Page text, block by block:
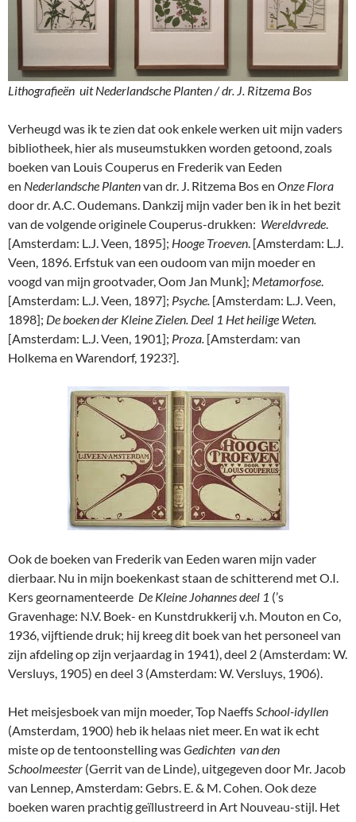
Lithografieën uit Nederlandsche Planten / dr. J. Ritzema Bos
Verheugd was ik te zien dat ook enkele werken uit mijn vaders
bibliotheek, hier als museumstukken worden getoond, zoals
boeken van Louis Couperus en Frederik van Eeden
en Nederlandsche Plantenvan dr. J. Ritzema Bos en Onze Flora
door dr. A.C. Oudemans. Dankzij mijn vader ben ik in het bezit
van de volgende originele Couperus-drukken: Wereldvrede.
[Amsterdam: L.J. Veen, 1895]; Hooge Troeven. [Amsterdam: L.J.
Veen, 1896. Erfstuk van een oudoom van mijn moeder en
voogd van mijn grootvader, Oom Jan Munk]; Metamorfose.
[Amsterdam: L.J. Veen, 1897]; Psyche. [Amsterdam: L.J. Veen,
1898]; De boeken der Kleine Zielen. Deel 1 Het heilige Weten.
[Amsterdam: L.J. Veen, 1901]; Proza. [Amsterdam: van
Holkema en Warendorf, 1923?].
Ook de boeken van Frederik van Eeden waren mijn vader
dierbaar. Nu in mijn boekenkast staan de schitterend met O.I.
Kers geornamenteerde De Kleine Johannes deel 1 (’s
Gravenhage: N.V. Boek- en Kunstdrukkerij v.h. Mouton en Co,
1936, vijftiende druk; hij kreeg dit boek van het personeel van
zijn afdeling op zijn verjaardag in 1941), deel 2 (Amsterdam: W.
Versluys, 1905) en deel 3 (Amsterdam: W. Versluys, 1906).
Het meisjesboek van mijn moeder, Top NaeffsSchool-idyllen
(Amsterdam, 1900) heb ik helaas niet meer. En wat ik echt
miste op de tentoonstelling wasGedichten van den
Schoolmeester (Gerrit van de Linde), uitgegeven door Mr. Jacob
van Lennep, Amsterdam: Gebrs. E. & M. Cohen. Ook deze
boeken waren prachtig geïllustreerd in Art Nouveau-stijl. Het